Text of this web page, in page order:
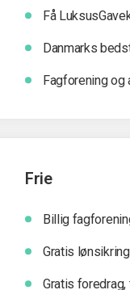
Få
Danmarks
Fagforening og
Frie
Billig
Gratis
Gratis